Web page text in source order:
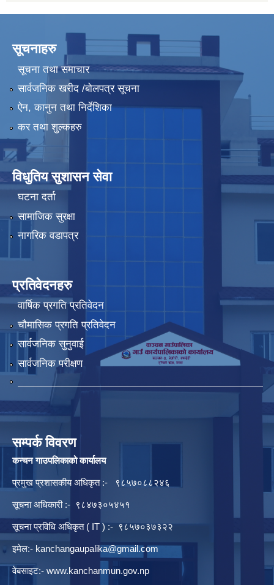
सूचनाहरु
सूचना तथा समाचार
सार्वजनिक खरीद /बोलपत्र सूचना
ऐन, कानुन तथा निर्देशिका
कर तथा शुल्कहरु
विधुतिय सुशासन सेवा
घटना दर्ता
सामाजिक सुरक्षा
नागरिक वडापत्र
प्रतिवेदनहरु
वार्षिक प्रगति प्रतिवेदन
चौमासिक प्रगति प्रतिवेदन
सार्वजनिक सुनुवाई
सार्वजनिक परीक्षण
सम्पर्क विवरण
कन्चन गाउपलिकाको कार्यालय
प्रमुख प्रशासकीय अधिकृत :- ९८५७०८८२४६
सूचना अधिकारी :- ९८४७३०५४५१
सूचना प्रविधि अधिकृत ( IT ) :- ९८५७०३७३२२
इमेल:- kanchangaupalika@gmail.com
वेबसाइट:- www.kanchanmun.gov.np